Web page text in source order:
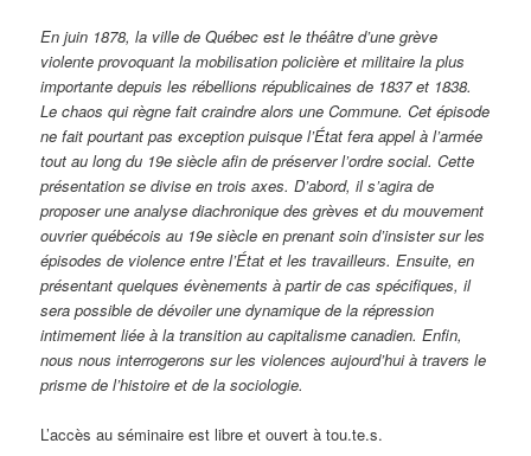
En juin 1878, la ville de Québec est le théâtre d’une grève
violente provoquant la mobilisation policière et militaire la plus
importante depuis les rébellions républicaines de 1837 et 1838.
Le chaos qui règne fait craindre alors une Commune. Cet épisode
ne fait pourtant pas exception puisque l’État fera appel à l’armée
tout au long du 19e siècle afin de préserver l’ordre social. Cette
présentation se divise en trois axes. D’abord, il s’agira de
proposer une analyse diachronique des grèves et du mouvement
ouvrier québécois au 19e siècle en prenant soin d’insister sur les
épisodes de violence entre l’État et les travailleurs. Ensuite, en
présentant quelques évènements à partir de cas spécifiques, il
sera possible de dévoiler une dynamique de la répression
intimement liée à la transition au capitalisme canadien. Enfin,
nous nous interrogerons sur les violences aujourd’hui à travers le
prisme de l’histoire et de la sociologie.
L’accès au séminaire est libre et ouvert à tou.te.s.